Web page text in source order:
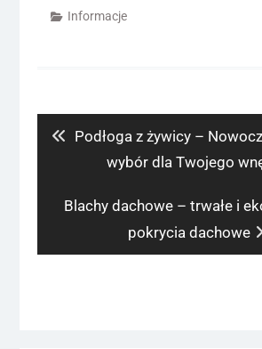
Informacje
Previous
post:
Podłoga z żywicy –
wybór dla Twojego
Next
Blachy dachowe – trwałe i
pokrycia dachowe